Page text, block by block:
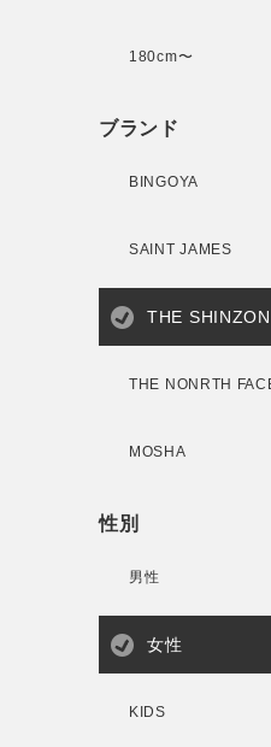
180cm〜
ブランド
BINGOYA
SAINT JAMES
THE
THE NONRTH
MOSHA
性別
男性
女性
KIDS